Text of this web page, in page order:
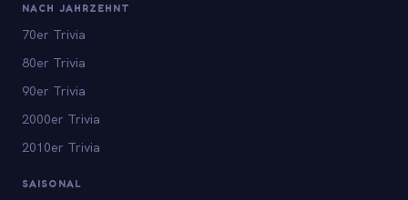
NACH JAHRZEHNT
70er Trivia
80er Trivia
90er Trivia
2000er Trivia
2010er Trivia
SAISONAL